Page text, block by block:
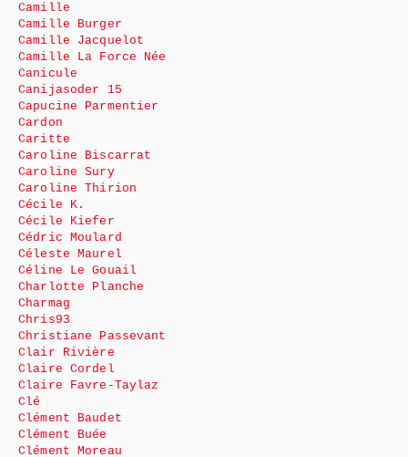
Camille
Camille Burger
Camille Jacquelot
Camille La Force Née
Canicule
Canijasoder 15
Capucine Parmentier
Cardon
Caritte
Caroline Biscarrat
Caroline Sury
Caroline Thirion
Cécile K.
Cécile Kiefer
Cédric Moulard
Céleste Maurel
Céline Le Gouail
Charlotte Planche
Charmag
Chris93
Christiane Passevant
Clair Rivière
Claire Cordel
Claire Favre-Taylaz
Clé
Clément Baudet
Clément Buée
Clément Moreau